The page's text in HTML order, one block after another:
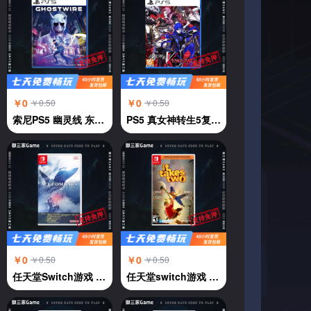
￥0 ￥0.50
索尼PS5 幽灵线 东京 鬼线东京 GhostWire:Tokyo 中文
￥0 ￥0.50
PS5 真女神转生5复仇 中文
￥0 ￥0.50
任天堂Switch游戏 NS 皇牌空战7 未知天际 中文
￥0 ￥0.50
任天堂switch游戏 NS游戏 双人成行 双人同行It Take Two 中文